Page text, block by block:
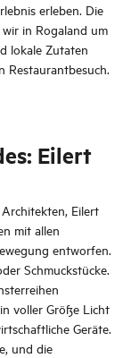
erleben. Die
in Rogaland um
lokale Zutaten
Restaurantbesuch.
Eilert
Eilert
mit allen
entworfen.
Schmuckstücke.
voller Größe Licht
Geräte.
und die